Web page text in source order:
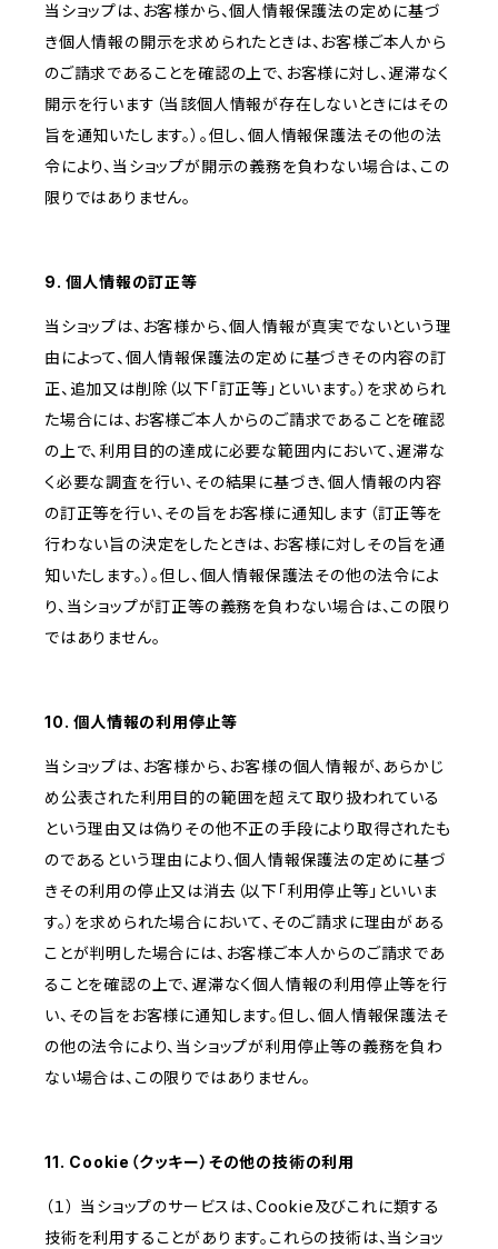
当ショップは、お客様から、個人情報保護法の定めに基づ
き個人情報の開示を求められたときは、お客様ご本人から
のご請求であることを確認の上で、お客様に対し、遅滞なく
開示を行います（当該個人情報が存在しないときにはその
旨を通知いたします。）。但し、個人情報保護法その他の法
令により、当ショップが開示の義務を負わない場合は、この
限りではありません。
9. 個人情報の訂正等
当ショップは、お客様から、個人情報が真実でないという理
由によって、個人情報保護法の定めに基づきその内容の訂
正、追加又は削除（以下「訂正等」といいます。）を求められ
た場合には、お客様ご本人からのご請求であることを確認
の上で、利用目的の達成に必要な範囲内において、遅滞な
く必要な調査を行い、その結果に基づき、個人情報の内容
の訂正等を行い、その旨をお客様に通知します（訂正等を
行わない旨の決定をしたときは、お客様に対しその旨を通
知いたします。）。但し、個人情報保護法その他の法令によ
り、当ショップが訂正等の義務を負わない場合は、この限り
ではありません。
10. 個人情報の利用停止等
当ショップは、お客様から、お客様の個人情報が、あらかじ
め公表された利用目的の範囲を超えて取り扱われている
という理由又は偽りその他不正の手段により取得されたも
のであるという理由により、個人情報保護法の定めに基づ
きその利用の停止又は消去（以下「利用停止等」といいま
す。）を求められた場合において、そのご請求に理由がある
ことが判明した場合には、お客様ご本人からのご請求であ
ることを確認の上で、遅滞なく個人情報の利用停止等を行
い、その旨をお客様に通知します。但し、個人情報保護法そ
の他の法令により、当ショップが利用停止等の義務を負わ
ない場合は、この限りではありません。
11. Cookie（クッキー）その他の技術の利用
（１） 当ショップのサービスは、Cookie及びこれに類する
技術を利用することがあります。これらの技術は、当ショッ